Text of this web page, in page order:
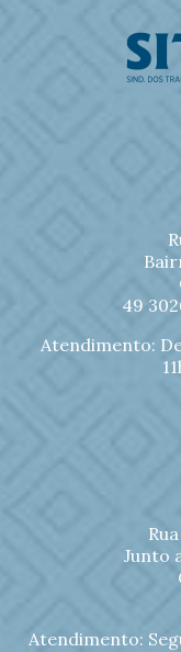
49
Atendimento:
Junto
Atendimento: